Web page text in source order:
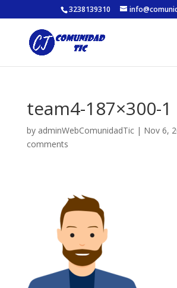
3238139310
team4-187×300-1
by adminWebComunidadTic| Nov 6,
comments